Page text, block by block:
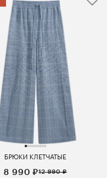
БРЮКИ КЛЕТЧАТЫЕ
8 990 ₽12 990 ₽